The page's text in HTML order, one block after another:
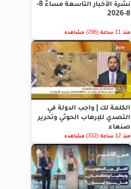
نشرة الأخبار التاسعة مساءً 8-
8-2026
منذ 11 ساعة (296) مشاهده
الكلمة لك | واجب الدولة في
التصدي للإرهاب الحوثي وتحرير
صنعاء
منذ 12 ساعة (332) مشاهده